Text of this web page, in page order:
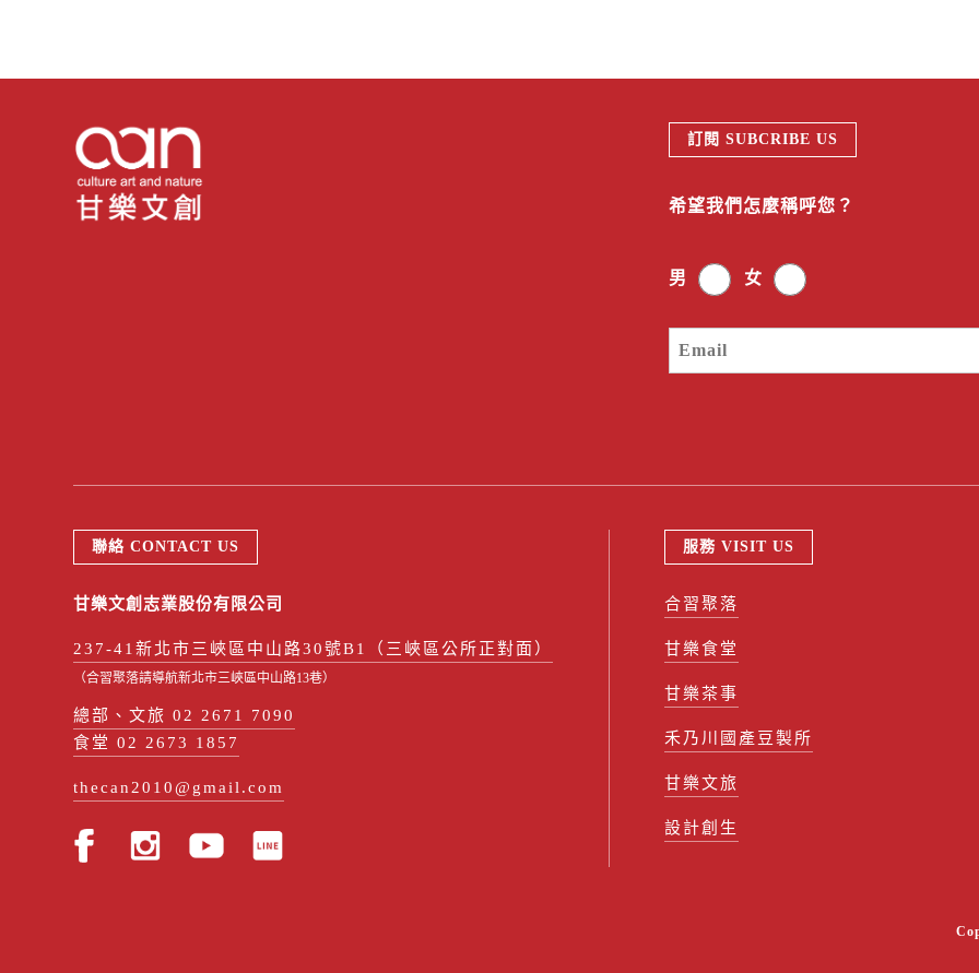
訂閱 SUBCRIBE US
希望我們怎麼稱呼您？
男 女
聯絡 CONTACT US
甘樂文創志業股份有限公司
237-41新北市三峽區中山路30號B1（三峽區公所正對面）
（合習聚落請導航新北市三峽區中山路13巷）
總部、文旅 02 2671 7090
食堂 02 2673 1857
thecan2010@gmail.com
服務 VISIT US
合習聚落
甘樂食堂
甘樂茶事
禾乃川國產豆製所
甘樂文旅
設計創生